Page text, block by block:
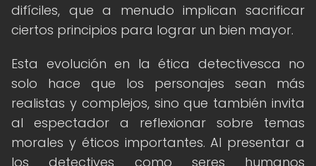
difíciles, que a menudo implican sacrificar
ciertos principios para lograr un bien mayor.
Esta evolución en la ética detectivesca no
solo hace que los personajes sean más
realistas y complejos, sino que también invita
al espectador a reflexionar sobre temas
morales y éticos importantes. Al presentar a
los detectives como seres humanos